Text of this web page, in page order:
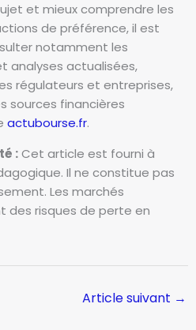
et mieux comprendre les
de préférence, il est
notamment les
analyses actualisées,
régulateurs et entreprises,
sources financières
actubourse.fr.
:Cet article est fourni à
Il ne constitue pas
Les marchés
des risques de perte en
Article suivant →